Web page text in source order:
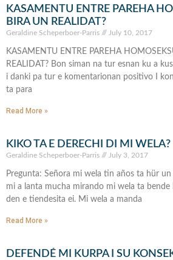
KASAMENTU ENTRE PAREHA
BIRA UN REALIDAT?
Geraldine Scheperboer-Parris July 10, 2017
KASAMENTU ENTRE PAREHA
REALIDAT? Bon siman na tur esnan ku a
i danki pa tur e komentarionan positivo I
ta para
Read More »
KIKO TA E DERECHI DI MI WELA?
Geraldine Scheperboer-Parris July 3, 2017
Pregunta: Señora mi wela tin años ta hür
mi a lanta mucha mirando mi wela ta bende
den e tiendesita ei. Mi wela a manda
Read More »
DEFENDÉ MI KURPA I SU